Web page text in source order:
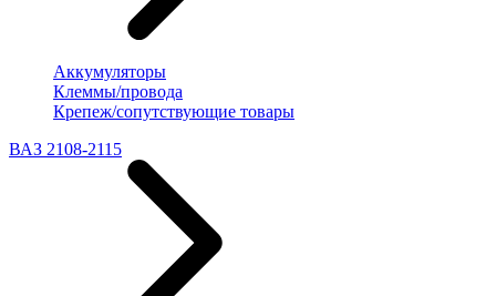
Аккумуляторы
Клеммы/провода
Крепеж/сопутствующие товары
ВАЗ 2108-2115